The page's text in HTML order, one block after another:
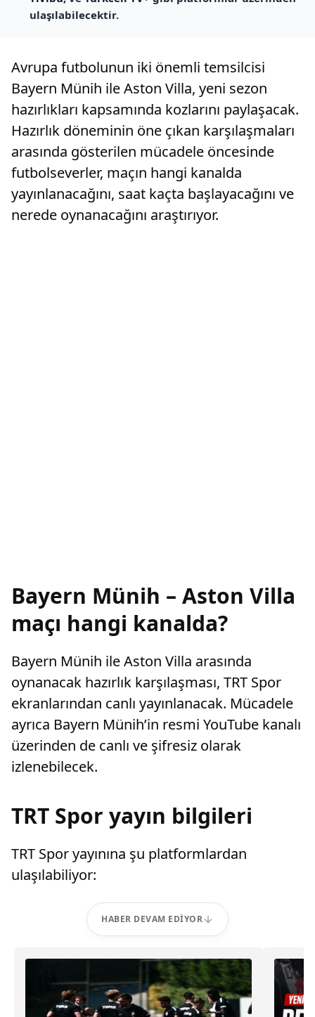
ulaşılabilecektir.
Avrupa futbolunun iki önemli temsilcisi
Bayern Münih ile Aston Villa, yeni sezon
hazırlıkları kapsamında kozlarını paylaşacak.
Hazırlık döneminin öne çıkan karşılaşmaları
arasında gösterilen mücadele öncesinde
futbolseverler, maçın hangi kanalda
yayınlanacağını, saat kaçta başlayacağını ve
nerede oynanacağını araştırıyor.
Bayern Münih – Aston Villa
maçı hangi kanalda?
Bayern Münih ile Aston Villa arasında
oynanacak hazırlık karşılaşması, TRT Spor
ekranlarından canlı yayınlanacak. Mücadele
ayrıca Bayern Münih’in resmi YouTube kanalı
üzerinden de canlı ve şifresiz olarak
izlenebilecek.
TRT Spor yayın bilgileri
TRT Spor yayınına şu platformlardan
ulaşılabiliyor:
HABER DEVAM EDIYOR